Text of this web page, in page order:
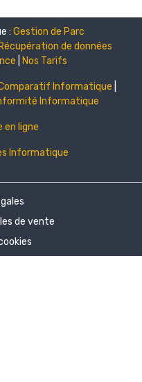
: Gestion de Parc
Récupération de données
Nos Tarifs
Informatique
Informatique
en ligne
Informatique
de vente